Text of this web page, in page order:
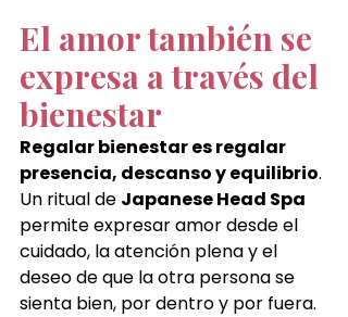
El amor también se
expresa a través del
bienestar
Regalar bienestar es regalar
presencia, descanso y equilibrio.
Un ritual de Japanese Head Spa
permite expresar amor desde el
cuidado, la atención plena y el
deseo de que la otra persona se
sienta bien, por dentro y por fuera.